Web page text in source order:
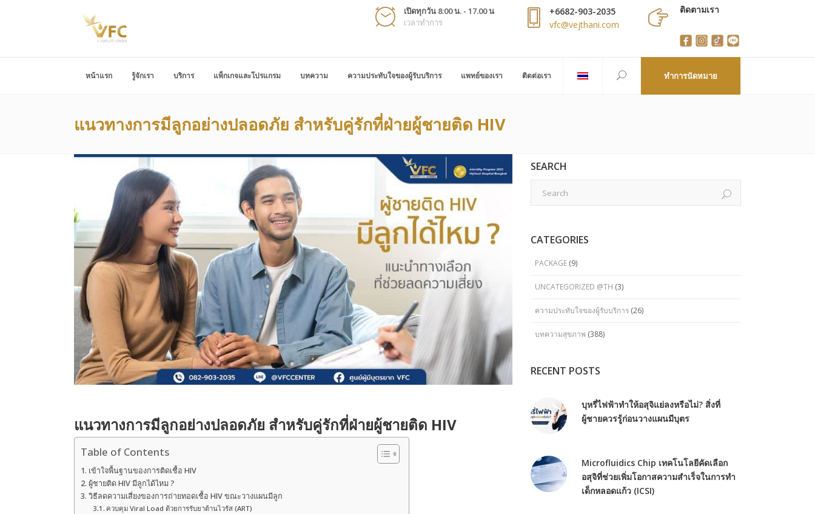
เปิดทุกวัน 8:00 น. - 17.00 น
เวลาทำการ
+6682-903-2035
vfc@vejthani.com
ติดตามเรา
หน้าแรก รู้จักเรา บริการ แพ็กเกจและโปรแกรม บทความ ความประทับใจของผู้รับบริการ แพทย์ของเรา ติดต่อเรา ทำการนัดหมาย
แนวทางการมีลูกอย่างปลอดภัย สำหรับคู่รักที่ฝ่ายผู้ชายติด HIV
แนวทางการมีลูกอย่างปลอดภัย สำหรับคู่รักที่ฝ่ายผู้ชายติด HIV
Table of Contents
เข้าใจพื้นฐานของการติดเชื้อ HIV
ผู้ชายติด HIV มีลูกได้ไหม ?
วิธีลดความเสี่ยงของการถ่ายทอดเชื้อ HIV ขณะวางแผนมีลูก
ควบคุม Viral Load ด้วยการรับยาต้านไวรัส (ART)
SEARCH
CATEGORIES
PACKAGE (9)
UNCATEGORIZED @TH (3)
ความประทับใจของผู้รับบริการ (26)
บทความสุขภาพ (388)
RECENT POSTS
บุหรี่ไฟฟ้าทำให้อสุจิแย่ลงหรือไม่? สิ่งที่
ผู้ชายควรรู้ก่อนวางแผนมีบุตร
Microfluidics Chip เทคโนโลยีคัดเลือก
อสุจิที่ช่วยเพิ่มโอกาสความสำเร็จในการทำ
เด็กหลอดแก้ว (ICSI)